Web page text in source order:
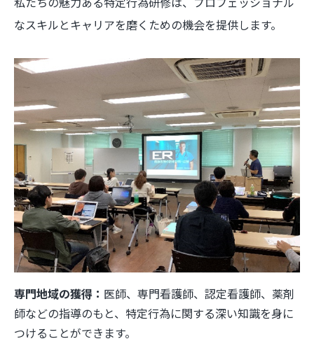
なスキルとキャリアを磨くための機会を提供します。
専門地域の獲得： 医師、専門看護師、認定看護師、薬剤
師などの指導のもと、特定行為に関する深い知識を身に
つけることができます。